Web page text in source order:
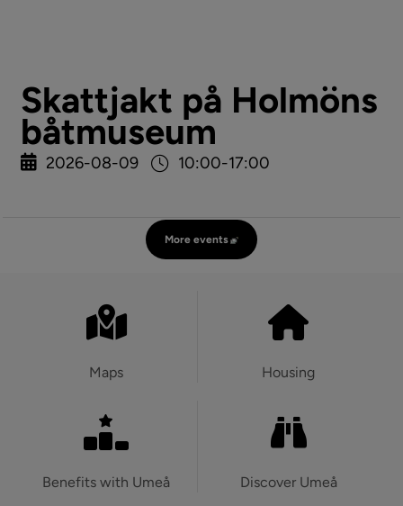
Skattjakt på Holmöns
båtmuseum
2026-08-09 10:00-17:00
More events
Maps Housing
Benefits with Umeå Discover Umeå